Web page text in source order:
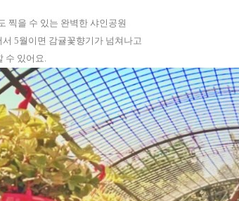
찍을 수 있는 완벽한 샤인공원
5월이면 감귤꽃향기가 넘쳐나고
수 있어요.